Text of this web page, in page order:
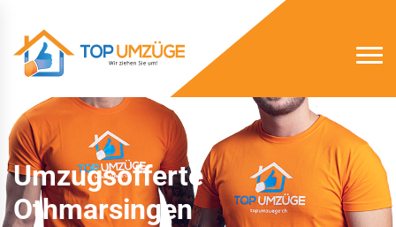
Umzugsofferte
Othmarsingen